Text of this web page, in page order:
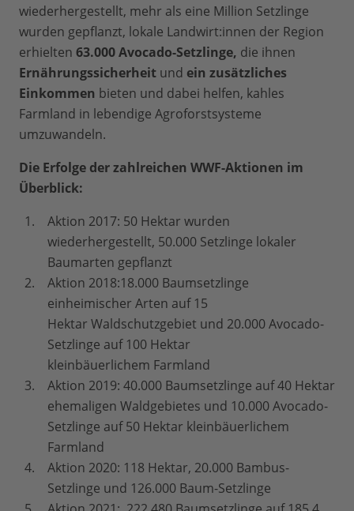
wiederhergestellt, mehr als eine Million Setzlinge
wurden gepflanzt, lokale Landwirt:innen der Region
erhielten 63.000 Avocado-Setzlinge, die ihnen
Ernährungssicherheit und ein zusätzliches
Einkommen bieten und dabei helfen, kahles
Farmland in lebendige Agroforstsysteme
umzuwandeln.
Die Erfolge der zahlreichen WWF-Aktionen im
Überblick:
Aktion 2017: 50 Hektar wurden
wiederhergestellt, 50.000 Setzlinge lokaler
Baumarten gepflanzt
Aktion 2018:18.000 Baumsetzlinge
einheimischer Arten auf 15
Hektar Waldschutzgebiet und 20.000 Avocado-
Setzlinge auf 100 Hektar
kleinbäuerlichem Farmland
Aktion 2019: 40.000 Baumsetzlinge auf 40 Hektar
ehemaligen Waldgebietes und 10.000 Avocado-
Setzlinge auf 50 Hektar kleinbäuerlichem
Farmland
Aktion 2020: 118 Hektar, 20.000 Bambus-
Setzlinge und 126.000 Baum-Setzlinge